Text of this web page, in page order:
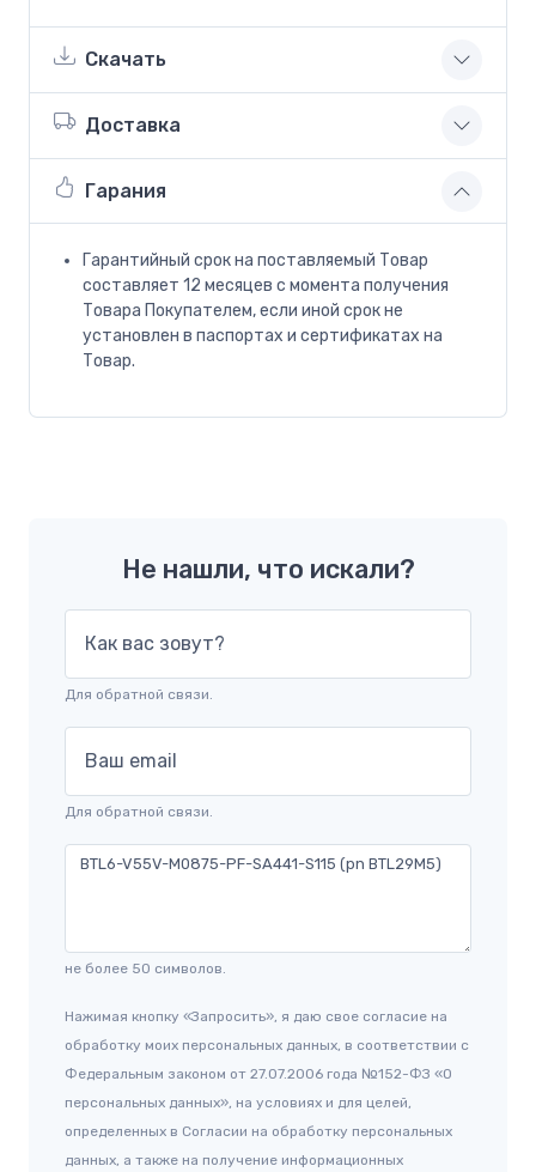
Скачать
Доставка
Гарания
Гарантийный срок на поставляемый Товар
составляет 12 месяцев с момента получения
Товара Покупателем, если иной срок не
установлен в паспортах и сертификатах на
Товар.
Не нашли, что искали?
Как вас зовут?
Для обратной связи.
Ваш email
Для обратной связи.
не более 50 символов.
Нажимая кнопку «Запросить», я даю свое согласие на
обработку моих персональных данных, в соответствии с
Федеральным законом от 27.07.2006 года №152-ФЗ «О
персональных данных», на условиях и для целей,
определенных в Согласии на обработку персональных
данных, а также на получение информационных